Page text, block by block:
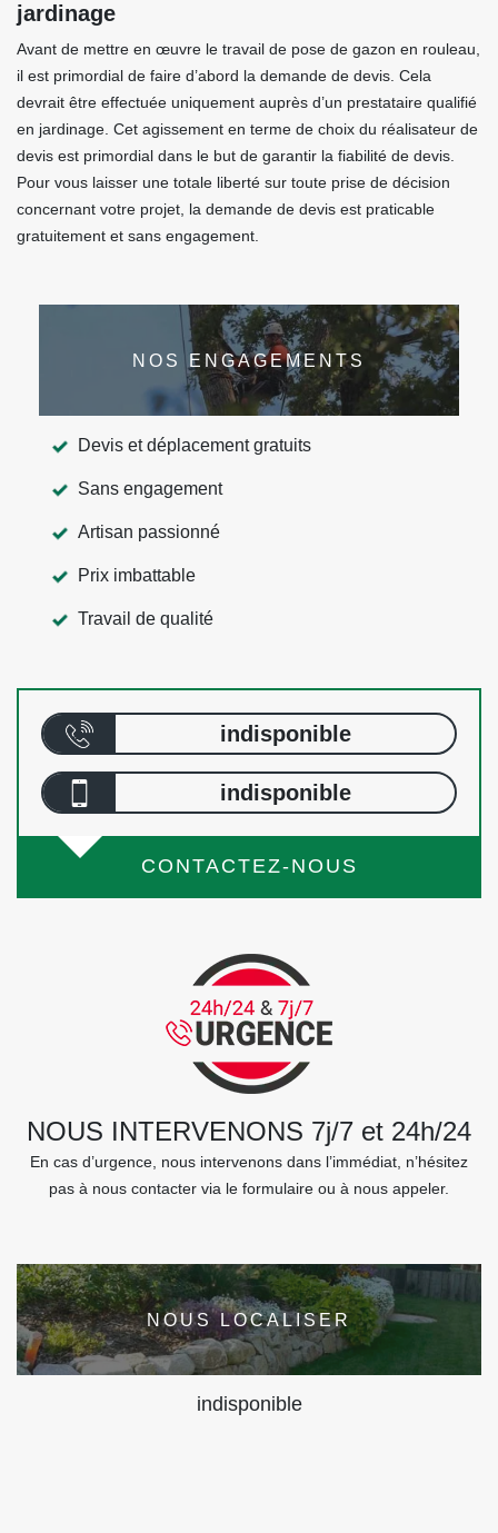
jardinage
Avant de mettre en œuvre le travail de pose de gazon en rouleau,
il est primordial de faire d’abord la demande de devis. Cela
devrait être effectuée uniquement auprès d’un prestataire qualifié
en jardinage. Cet agissement en terme de choix du réalisateur de
devis est primordial dans le but de garantir la fiabilité de devis.
Pour vous laisser une totale liberté sur toute prise de décision
concernant votre projet, la demande de devis est praticable
gratuitement et sans engagement.
NOS ENGAGEMENTS
Devis et déplacement gratuits
Sans engagement
Artisan passionné
Prix imbattable
Travail de qualité
indisponible
indisponible
CONTACTEZ-NOUS
NOUS INTERVENONS 7j/7 et 24h/24
En cas d’urgence, nous intervenons dans l’immédiat, n’hésitez
pas à nous contacter via le formulaire ou à nous appeler.
NOUS LOCALISER
indisponible